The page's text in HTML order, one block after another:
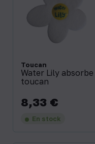
Toucan
Water Lily absorbe
toucan
Prix
8,33 €
En stock